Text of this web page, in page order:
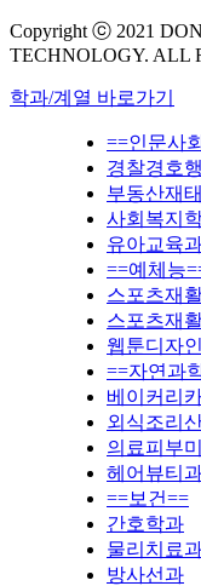
Copyright ⓒ 2021
TECHNOLOGY. ALL
학과/계열 바로가기
==인문사
경찰경호
부동산재
사회복지
유아교육
==예체능
스포츠재
스포츠재
웹툰디자
==자연과
베이커리
외식조리
의료피부
헤어뷰티
==보건==
간호학과
물리치료
방사선과